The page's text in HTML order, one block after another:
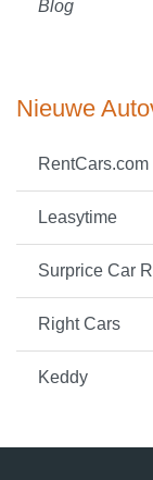
Blog
Nieuwe
RentCars.com
Leasytime
Surprice Car
Right Cars
Keddy